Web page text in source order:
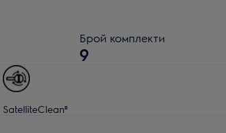
Брой комплекти
9
SatelliteClean®